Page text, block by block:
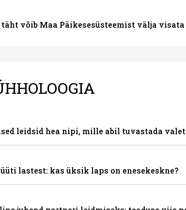
võib Maa Päikesesüsteemist välja visata
leidsid hea nipi, mille abil tuvastada
lastest: kas üksik laps on enesekeskne?